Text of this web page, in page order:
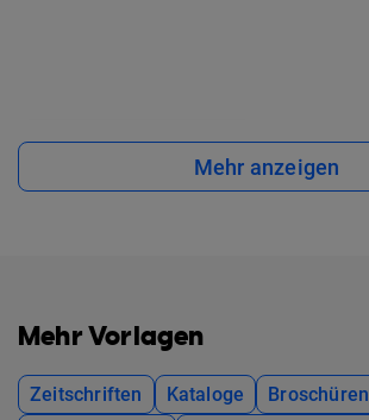
Mehr anzeigen
Mehr Vorlagen
Zeitschriften Kataloge
Broschüren